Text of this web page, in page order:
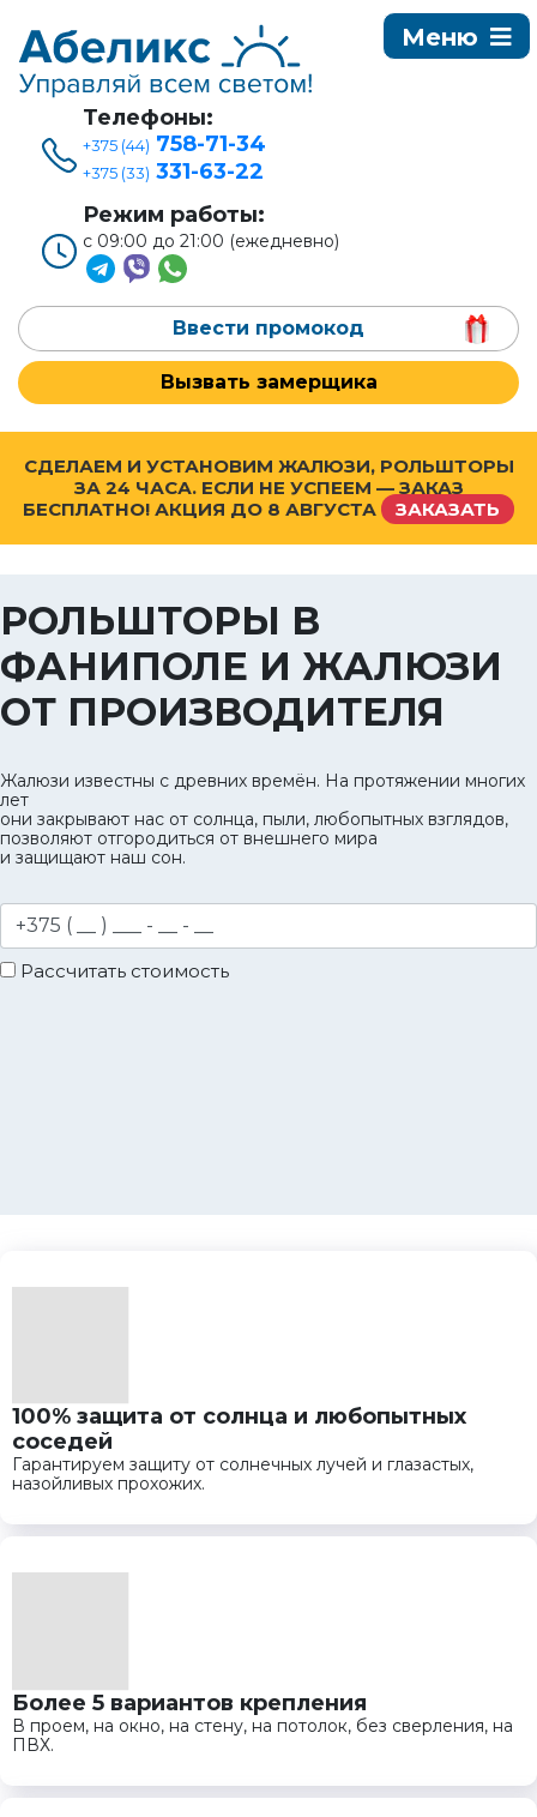
Телефоны:
+375 (44) 758-71-34
+375 (33) 331-63-22
Режим работы:
с 09:00 до 21:00 (ежедневно)
Ввести промокод
Вызвать замерщика
СДЕЛАЕМ И УСТАНОВИМ ЖАЛЮЗИ, РОЛЬШТОРЫ
ЗА 24 ЧАСА. ЕСЛИ НЕ УСПЕЕМ — ЗАКАЗ
БЕСПЛАТНО! АКЦИЯ ДО 8 АВГУСТА ЗАКАЗАТЬ
РОЛЬШТОРЫ В
ФАНИПОЛЕ И ЖАЛЮЗИ
ОТ ПРОИЗВОДИТЕЛЯ
Жалюзи известны с древних времён. На протяжении многих
лет
они закрывают нас от солнца, пыли, любопытных взглядов,
позволяют отгородиться от внешнего мира
и защищают наш сон.
Рассчитать стоимость
100% защита от солнца и любопытных
соседей
Гарантируем защиту от солнечных лучей и глазастых,
назойливых прохожих.
Более 5 вариантов крепления
В проем, на окно, на стену, на потолок, без сверления, на
ПВХ.